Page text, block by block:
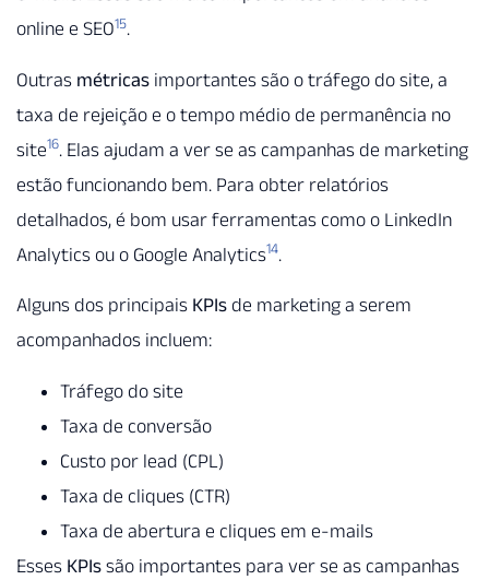
online e SEO15.
Outras métricas importantes são o tráfego do site, a
taxa de rejeição e o tempo médio de permanência no
site16. Elas ajudam a ver se as campanhas de marketing
estão funcionando bem. Para obter relatórios
detalhados, é bom usar ferramentas como o LinkedIn
Analytics ou o Google Analytics14.
Alguns dos principais KPIs de marketing a serem
acompanhados incluem:
Tráfego do site
Taxa de conversão
Custo por lead (CPL)
Taxa de cliques (CTR)
Taxa de abertura e cliques em e-mails
Esses KPIs são importantes para ver se as campanhas